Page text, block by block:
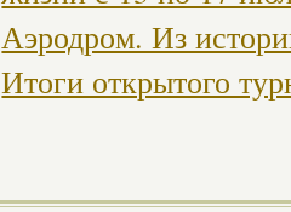
Аэродром. Из
Итоги открытого